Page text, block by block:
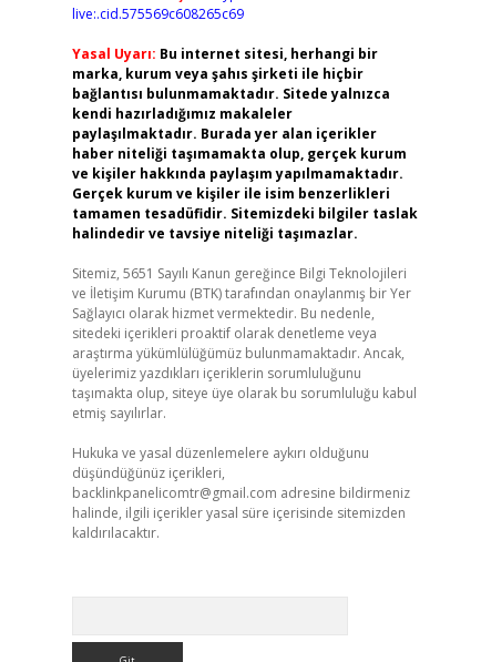
live:.cid.575569c608265c69
Yasal Uyarı: Bu internet sitesi, herhangi bir
marka, kurum veya şahıs şirketi ile hiçbir
bağlantısı bulunmamaktadır. Sitede yalnızca
kendi hazırladığımız makaleler
paylaşılmaktadır. Burada yer alan içerikler
haber niteliği taşımamakta olup, gerçek kurum
ve kişiler hakkında paylaşım yapılmamaktadır.
Gerçek kurum ve kişiler ile isim benzerlikleri
tamamen tesadüfidir. Sitemizdeki bilgiler taslak
halindedir ve tavsiye niteliği taşımazlar.
Sitemiz, 5651 Sayılı Kanun gereğince Bilgi Teknolojileri
ve İletişim Kurumu (BTK) tarafından onaylanmış bir Yer
Sağlayıcı olarak hizmet vermektedir. Bu nedenle,
sitedeki içerikleri proaktif olarak denetleme veya
araştırma yükümlülüğümüz bulunmamaktadır. Ancak,
üyelerimiz yazdıkları içeriklerin sorumluluğunu
taşımakta olup, siteye üye olarak bu sorumluluğu kabul
etmiş sayılırlar.
Hukuka ve yasal düzenlemelere aykırı olduğunu
düşündüğünüz içerikleri,
backlinkpanelicomtr@gmail.com adresine bildirmeniz
halinde, ilgili içerikler yasal süre içerisinde sitemizden
kaldırılacaktır.